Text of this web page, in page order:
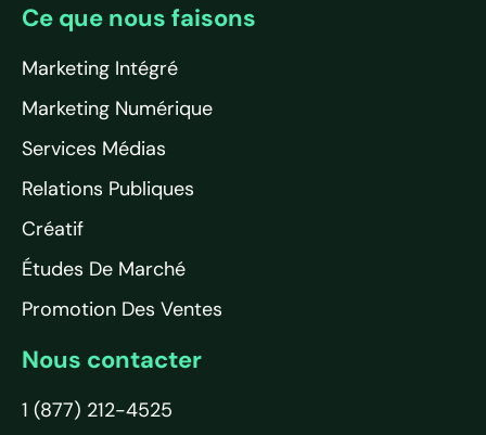
Ce que nous faisons
Marketing Intégré
Marketing Numérique
Services Médias
Relations Publiques
Créatif
Études De Marché
Promotion Des Ventes
Nous contacter
1 (877) 212-4525